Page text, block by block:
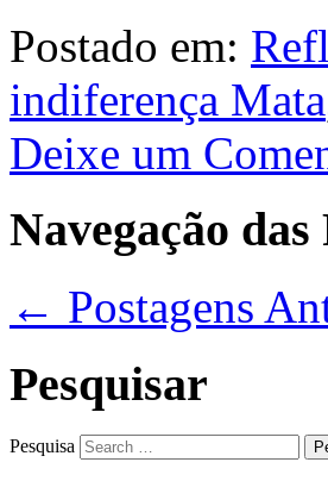
Postado em:
indiferença Mata
Deixe um
Navegação das
← Postagens
Pesquisar
Pesquisa